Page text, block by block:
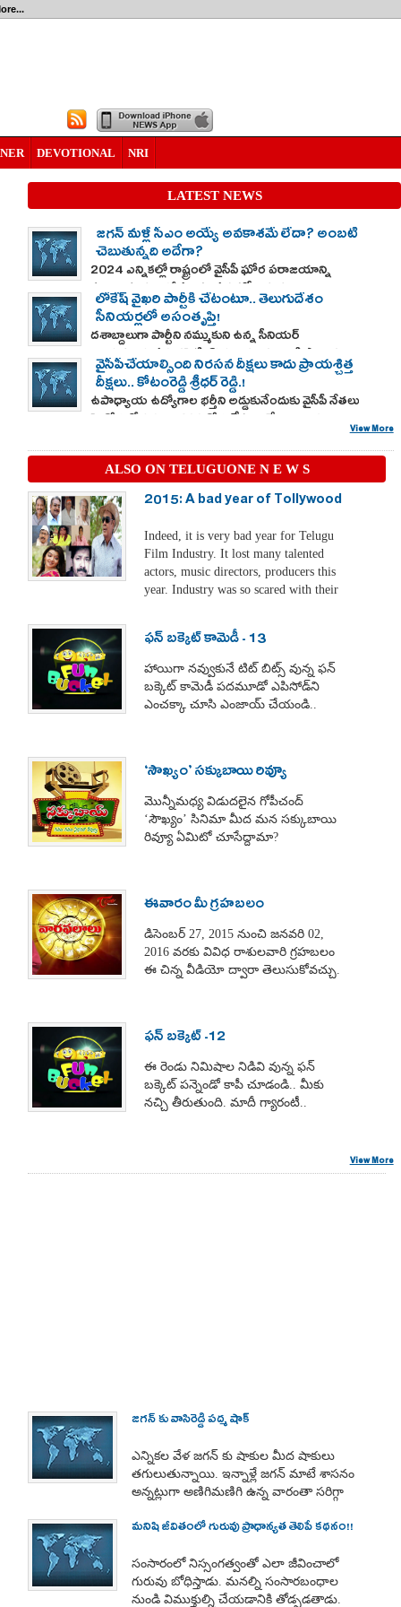
DEVOTIONAL NRI
LATEST NEWS
జగన్ మళ్లీ సీఎం అయ్యే అవకాశమే లేదా? అంబటి
చెబుతున్నది అదేగా?
2024 ఎన్నికల్లో రాష్ట్రంలో వైసీపీ ఘోర పరాజయాన్ని
మూటగట్టుకుని కనీసం ప్రతిపక్ష హోదాకు కూడా
నోచుకోకుండా కేవలం 11 స్థానాలకే పరిమితమైన సంగతి
తెలిసిందే. అయితే ఇదే విషయంలో తాజాగా తాడేపల్లి వైసీపీ
కేంద్ర కార్యాలయంలో మీడియా సమావేశంలో మాట్లాడిన
అంబటి రాంబాబు ఆ ఎన్నికల్లో వైసీపీ 11 స్థానాలకు మాత్రమే
పరిమితమైనా 40 శాతం ఓటు షేర్ దక్కించుకుందని
చెప్పారు.
లోకేష్ వైఖరి పార్టీకి చేటంటూ.. తెలుగుదేశం
సీనియర్లలో అసంతృప్తి!
దశాబ్దాలుగా పార్టీని నమ్ముకుని ఉన్న సీనియర్
నాయకులను పక్కనపెట్టి, కొత్తగా వచ్చిన వారికి ప్రాధాన్యం
ఇవ్వడంపై తమ్ముళ్లలో అసంతృప్తి జ్వాలలు రేగుతున్నాయి.
ఈ పరిణామాలు నారా లోకేష్ నాయకత్వ తీరుపై, కూటమి
ప్రభుత్వ నిర్ణయాలపై పార్టీలోనే అసంతృప్తి వ్యక్తమౌతోంది.
వైసీపీచేయాల్సింది నిరసన దీక్షలు కాదు ప్రాయశ్చిత్త
దీక్షలు.. కోటంరెడ్డి శ్రీధర్ రెడ్డి.!
ఉపాధ్యాయ ఉద్యోగాల భర్తీని అడ్డుకునేందుకు వైసీపీ నేతలు
హైకోర్టులో ఏకంగా 300 కోర్టు కేసులు వేయించారని,
అయితే ధర్మాసనం వారికి తీవ్రంగా మొట్టికాయలు వేసి బుద్ధి
చెప్పిందని గుర్తుచేశారు. నిరుద్యోగుల జీవితాలతో
ఆడుకోవడమే వైకాపా నైజమని మండిపడ్డారు.
View More
ALSO ON TELUGUONE N E W S
2015: A bad year of Tollywood
Indeed, it is very bad year for Telugu
Film Industry. It lost many talented
actors, music directors, producers this
year. Industry was so scared with their
Mrutyunjaya Homam,’ but the deaths
couldn’t be stopped till the last days of
this year. Very few were passed away
due to elderly age.
ఫన్ బక్కెట్ కామెడీ - 13
హాయిగా నవ్వుకునే టిట్ బిట్స్ వున్న ఫన్
బక్కెట్ కామెడీ పదమూడో ఎపిసోడ్‌ని
ఎంచక్కా చూసి ఎంజాయ్ చేయండి..
‘సౌఖ్యం’ సక్కుబాయి రివ్యూ
మొన్నీమధ్య విడుదలైన గోపీచంద్
‘సౌఖ్యం’ సినిమా మీద మన సక్కుబాయి
రివ్యూ ఏమిటో చూసేద్దామా?
ఈవారం మీ గ్రహబలం
డిసెంబర్ 27, 2015 నుంచి జనవరి 02,
2016 వరకు వివిధ రాశులవారి గ్రహబలం
ఈ చిన్న వీడియో ద్వారా తెలుసుకోవచ్చు.
ఫన్ బక్కెట్ -12
ఈ రెండు నిమిషాల నిడివి వున్న ఫన్
బక్కెట్ పన్నెండో కాపీ చూడండి.. మీకు
నచ్చి తీరుతుంది. మాదీ గ్యారంటీ..
View More
జగన్ కు వాసిరెడ్డి పద్మ షాక్
ఎన్నికల వేళ జగన్ కు షాకుల మీద షాకులు
తగులుతున్నాయి. ఇన్నాళ్లే జగన్ మాటే శాసనం
అన్నట్లుగా అణిగిమణిగి ఉన్న వారంతా సరిగ్గా
పార్టీపై తిరుగులేని పట్టు ఉందని భావిస్తున్న జగన్
చేస్తున్నారు. టికెట్ నిరాకరించిన, సిట్టింగ్
స్థానాన్ని మార్చిన ఎమ్మెల్యేలు, ఎంపీలు ఇప్పటికే
పార్టీని వీడి వలసబాట పట్టారు.
మనిషి జీవితంలో గురువు ప్రాధాన్యత తెలిపే కథనం!!
సంసారంలో నిస్సంగత్వంతో ఎలా జీవించాలో
గురువు బోధిస్తాడు. మనల్ని సంసారబంధాల
నుండి విముక్తుల్ని చేయడానికి తోడ్పడతాడు.